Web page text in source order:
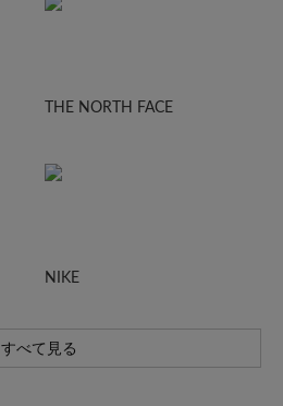
THE NORTH FACE
NIKE
すべて見る